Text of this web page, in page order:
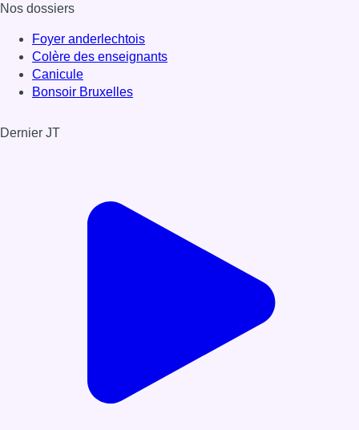
Nos dossiers
Foyer anderlechtois
Colère des enseignants
Canicule
Bonsoir Bruxelles
Dernier JT